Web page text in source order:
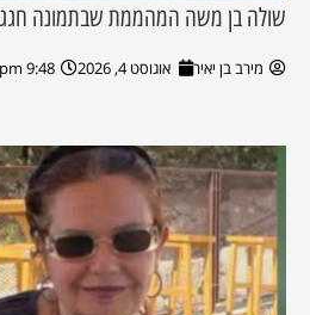
שולה בן משה המהממת שבתמונה
מירב בן יאיר אוגוסט 4, 2026 9:48 pm